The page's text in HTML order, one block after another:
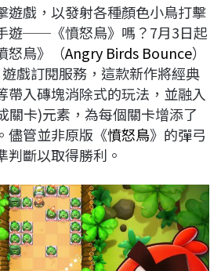
e
d
I
n
L
i
n
k
遊戲，以發射各種顏色小鳥打擊
遊──《憤怒鳥》嗎？7月3日起
怒鳥》（Angry Birds Bounce）
遊戲訂閱服務，這款新作將經典
帶入磚塊消除式的玩法，並融入
關卡)元素，為每個關卡增添了
儘管並非原版《憤怒鳥》的彈弓
判斷以取得勝利。